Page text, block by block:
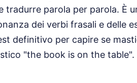
tradurre parola per parola. È
dei verbi frasali e delle
definitivo per capire se
"the book is on the table".